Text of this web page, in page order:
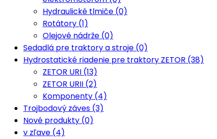
Hydraulické tlmiče (0)
Rotátory (1)
Olejové nádrže (0)
Sedadlá pre traktory a stroje (0)
Hydrostatické riadenie pre traktory ZETOR (38)
ZETOR URI (13)
ZETOR URII (2)
Komponenty (4)
Trojbodový záves (3)
Nové produkty (0)
v zľave (4)